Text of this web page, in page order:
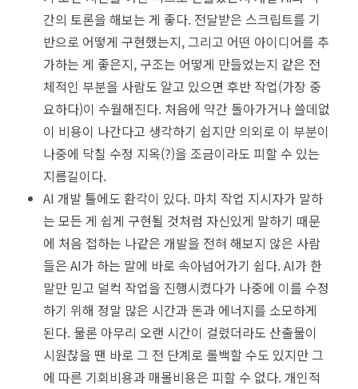
간의 토론을 해보는 게 좋다. 전달받은 스크립트를 기
반으로 어떻게 구현했는지, 그리고 어떤 아이디어를 추
가하는 게 좋은지, 구조는 어떻게 만들었는지 같은 전
체적인 부분을 사람도 알고 있으면 후반 작업(가장 중
요하다)이 수월해진다. 처음에 약간 돌아가거나 쓸데없
이 비용이 나간다고 생각하기 쉽지만 의외로 이 부분이
나중에 닥칠 수정 지옥(?)을 조금이라도 피할 수 있는
지름길이다.
AI 개발 툴에도 환각이 있다. 마치 작업 지시자가 말하
는 모든 게 쉽게 구현될 것처럼 자신있게 말하기 때문
에 처음 접하는 나같은 개발을 전혀 해보지 않은 사람
들은 AI가 하는 말에 바로 속아넘어가기 쉽다. AI가 한
말만 믿고 덜컥 작업을 진행시켰다가 나중에 이를 수정
하기 위해 정말 많은 시간과 돈과 에너지를 소모하게
된다. 물론 아무리 오랜 시간이 걸렸더라도 산출물이
시원찮을 땐 바로 그 전 단계로 롤백할 수도 있지만 그
에 따른 기회비용과 매몰비용은 피할 수 없다. 개인적